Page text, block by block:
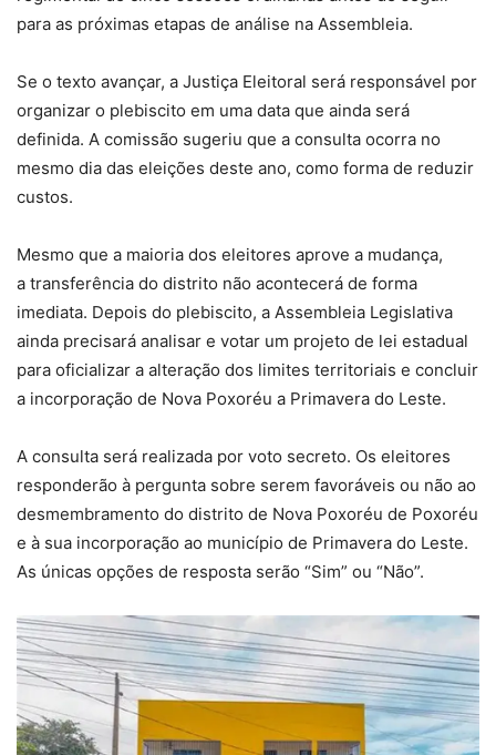
para as próximas etapas de análise na Assembleia.
Se o texto avançar, a Justiça Eleitoral será responsável por
organizar o plebiscito em uma data que ainda será
definida. A comissão sugeriu que a consulta ocorra no
mesmo dia das eleições deste ano, como forma de reduzir
custos.
Mesmo que a maioria dos eleitores aprove a mudança,
a transferência do distrito não acontecerá de forma
imediata. Depois do plebiscito, a Assembleia Legislativa
ainda precisará analisar e votar um projeto de lei estadual
para oficializar a alteração dos limites territoriais e concluir
a incorporação de Nova Poxoréu a Primavera do Leste.
A consulta será realizada por voto secreto. Os eleitores
responderão à pergunta sobre serem favoráveis ou não ao
desmembramento do distrito de Nova Poxoréu de Poxoréu
e à sua incorporação ao município de Primavera do Leste.
As únicas opções de resposta serão “Sim” ou “Não”.